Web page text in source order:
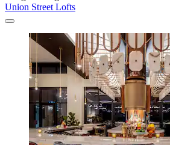
Union Street Lofts